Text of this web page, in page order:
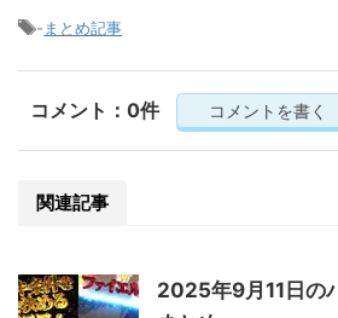
- まとめ記事
コメント：0件 コメントを書く
関連記事
2025年9月11日の